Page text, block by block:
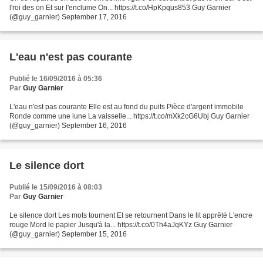
l'roi des on Et sur l'enclume On... https://t.co/HpKpqus853 Guy Garnier
(@guy_garnier) September 17, 2016
L'eau n'est pas courante
Publié le 16/09/2016 à 05:36
Par Guy Garnier
L'eau n'est pas courante Elle est au fond du puits Pièce d'argent immobile
Ronde comme une lune La vaisselle... https://t.co/mXk2cG6Ubj Guy Garnier
(@guy_garnier) September 16, 2016
Le silence dort
Publié le 15/09/2016 à 08:03
Par Guy Garnier
Le silence dort Les mots tournent Et se retournent Dans le lit apprêté L'encre
rouge Mord le papier Jusqu'à la... https://t.co/0Th4aJqKYz Guy Garnier
(@guy_garnier) September 15, 2016